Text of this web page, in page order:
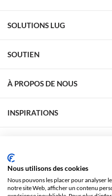
SOLUTIONS LUG
SOUTIEN
À PROPOS DE NOUS
INSPIRATIONS
FacebookLinkedinYouTubePinterest
Nous utilisons des cookies
Nous pouvons les placer pour analyser
notre site Web, afficher un contenu